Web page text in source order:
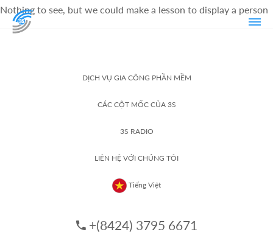
Nothing to see, but we could make a lesson to display a person
DỊCH VỤ GIA CÔNG PHẦN MỀM
CÁC CỘT MỐC CỦA 3S
3S RADIO
LIÊN HỆ VỚI CHÚNG TÔI
Tiếng Việt
+(8424) 3795 6671